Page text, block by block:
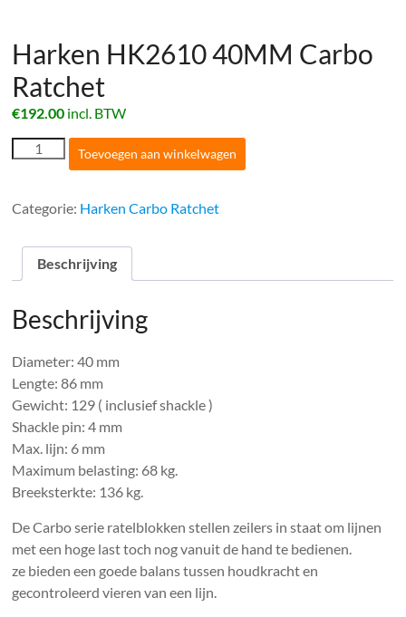
Harken HK2610 40MM Carbo
Ratchet
€192.00 incl. BTW
Harken
HK2610
Ratchet
Toevoegen aan winkelwagen
Categorie: Harken Carbo Ratchet
Beschrijving
Beschrijving
Diameter: 40 mm
Lengte: 86 mm
Gewicht: 129 ( inclusief shackle )
Shackle pin: 4 mm
Max. lijn: 6 mm
Maximum belasting: 68 kg.
Breeksterkte: 136 kg.
De Carbo serie ratelblokken stellen zeilers in staat om lijnen
met een hoge last toch nog vanuit de hand te bedienen.
ze bieden een goede balans tussen houdkracht en
gecontroleerd vieren van een lijn.